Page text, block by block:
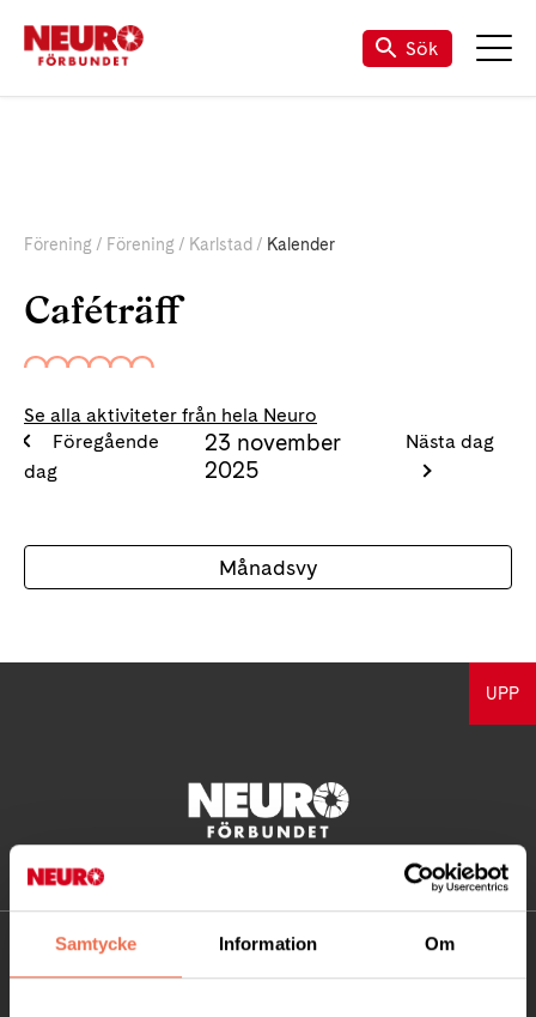
Samtycke Information Om
Till vår Facebook-sida
Sök
Förening Förening Karlstad Kalender
Caféträff
Se alla aktiviteter från hela Neuro
Föregående
dag
23 november
2025
Nästa dag
Månadsvy
UPP
KONTAKT